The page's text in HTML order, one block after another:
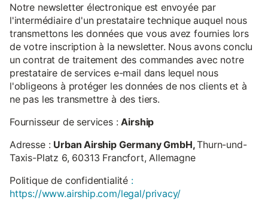
Notre newsletter électronique est envoyée par
l'intermédiaire d'un prestataire technique auquel nous
transmettons les données que vous avez fournies lors
de votre inscription à la newsletter. Nous avons conclu
un contrat de traitement des commandes avec notre
prestataire de services e-mail dans lequel nous
l'obligeons à protéger les données de nos clients et à
ne pas les transmettre à des tiers.
Fournisseur de services :Airship
Adresse : Urban Airship Germany GmbH,Thurn-und-
Taxis-Platz 6, 60313 Francfort, Allemagne
Politique de confidentialité :
https://www.airship.com/legal/privacy/